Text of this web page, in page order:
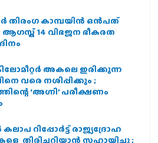
തിരംഗ കാമ്പയിന്‍ ഒന്‍പത്
14 വിഭജന ഭീകരത
അകലെ ഇരിക്കുന്ന
വരെ നശിപ്പിക്കും ;
‘അഗ്നി’ പരീക്ഷണം
റിപ്പോർട്ട് രാജ്യദ്രോഹ
തിരിച്ചറിയാൻ സഹായിച്ചു ;